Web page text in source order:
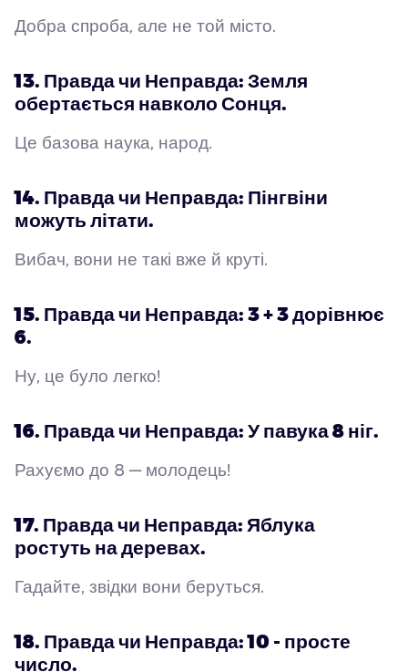
Добра спроба, але не той місто.
13. Правда чи Неправда: Земля
обертається навколо Сонця.
Це базова наука, народ.
14. Правда чи Неправда: Пінгвіни
можуть літати.
Вибач, вони не такі вже й круті.
15. Правда чи Неправда: 3 + 3 дорівнює
6.
Ну, це було легко!
16. Правда чи Неправда: У павука 8 ніг.
Рахуємо до 8 — молодець!
17. Правда чи Неправда: Яблука
ростуть на деревах.
Гадайте, звідки вони беруться.
18. Правда чи Неправда: 10 - просте
число.